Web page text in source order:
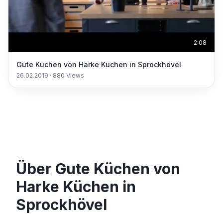
2:08
Gute Küchen von Harke Küchen in Sprockhövel
26.02.2019 · 880 Views
Über Gute Küchen von
Harke Küchen in
Sprockhövel